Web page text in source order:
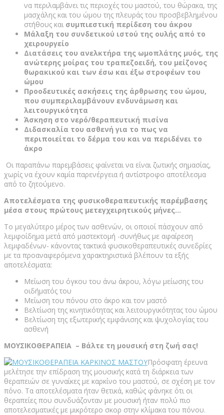
να περιλαμβάνει τις περιοχές του μαστού, του θώρακα, της
μασχάλης και του ώμου της πλευράς του προσβεβλημένου
στήθους και συμπιεστική περίδεση του άκρου
Μάλαξη του συνδετικού ιστού της ουλής από το
χειρουργείο
Διατάσεις του ανελκτήρα της ωμοπλάτης μυός, της
ανώτερης μοίρας του τραπεζοειδή, του μείζονος
θωρακικού και των έσω και έξω στροφέων του
ώμου
Προοδευτικές ασκήσεις της άρθρωσης του ώμου,
που συμπεριλαμβάνουν ενδυνάμωση και
λειτουργικότητα
Άσκηση στο νερό/θεραπευτική πισίνα
Διδασκαλία του ασθενή για το πως να
περιποιείται το δέρμα του και να περιδένει το
άκρο
Οι παραπάνω παρεμβάσεις φαίνεται να είναι ζωτικής σημασίας,
χωρίς να έχουν καμία παρενέργεια ή αντίστροφο αποτέλεσμα
από το ζητούμενο.
Αποτελέσματα της φυσικοθεραπευτικής παρέμβασης
μέσα στους πρώτους μετεγχειρητικούς μήνες…
Το μεγαλύτερο μέρος των ασθενών, οι οποιοί πάσχουν από
λεμφοίδημα μετά από μαστεκτομή -συνήθως με αφαίρεση
λεμφαδένων- κάνοντας τακτικά φυσικοθεραπευτικές συνεδρίες
με τα προαναφερόμενα χαρακτηριστικά βλέπουν τα εξής
αποτελέσματα:
Μείωση του όγκου του άνω άκρου, λόγω μείωσης του
οιδήματός του
Μείωση του πόνου στο άκρο και τον μαστό
Βελτίωση της κινητικότητας και λειτουργικότητας του ώμου
Βελτίωση της εξωτερικής εμφάνισης και ψυχολογίας του
ασθενή
ΜΟΥΣΙΚΟΘΕΡΑΠΕΙΑ – Βάλτε τη μουσική στη ζωή σας!
Πρόσφατη έρευνα
μελέτησε την επίδραση της μουσικής κατά τη διάρκεια των
θεραπειών σε γυναίκες με καρκίνο του μαστού, σε σχέση με τον
πόνο. Τα αποτελέσματα ήταν θετικά, καθώς φάνηκε ότι οι
θεραπείες που συνδυάζονταν με μουσική ήταν πολύ πιο
αποτελεσματικές με μικρότερο σκορ στην κλίμακα του πόνου.